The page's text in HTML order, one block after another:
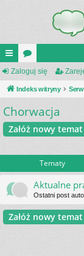
UI
C
K
_L
or
a
Zaloguj się
Indeks witryny
Chorwacja
Załóż nowy temat
Tematy
Aktualne
Ostatni post
Załóż nowy temat